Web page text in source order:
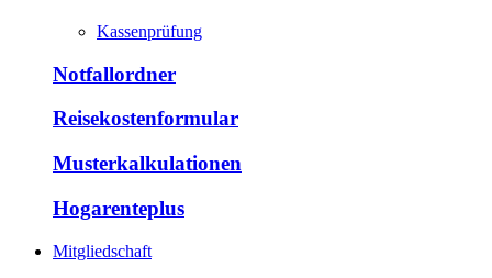
Kassenprüfung
Notfallordner
Reisekostenformular
Musterkalkulationen
Hogarenteplus
Mitgliedschaft